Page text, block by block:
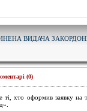
ВИДАЧА
(0)
хто оформив заявку на